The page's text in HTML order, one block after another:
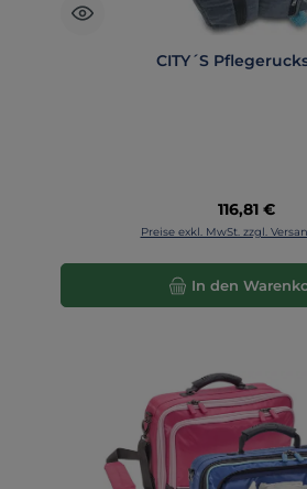
CITY´S
Regulärer
116,81 €
Preise exkl. MwSt. zzgl.
In den